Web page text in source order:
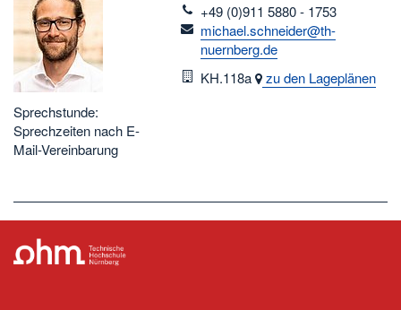
Sprechstunde:
Sprechzeiten nach E-
Mail-Vereinbarung
telefon
+49 (0)911 5880 - 1753
email
michael.schneider@th-
nuernberg.de
Raum
KH.118a zu den Lageplänen